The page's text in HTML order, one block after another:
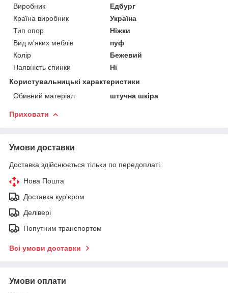
Виробник
Едбург
Країна виробник
Україна
Тип опор
Ніжки
Вид м'яких меблів
пуф
Колір
Бежевий
Наявність спинки
Ні
Користувальницькі характеристики
Обивний матеріал
штучна шкіра
Приховати
Умови доставки
Доставка здійснюється тільки по передоплаті.
Нова Пошта
Доставка кур'єром
Делівері
Попутним транспортом
Всі умови доставки
Умови оплати